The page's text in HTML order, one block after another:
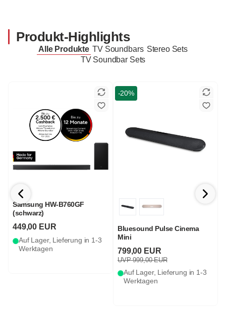
Produkt-Highlights
Alle Produkte TV Soundbars Stereo Sets
TV Soundbar Sets
Samsung HW-B760GF
(schwarz)
449,00 EUR
Auf Lager, Lieferung in 1-3
Werktagen
Bluesound Pulse Cinema
Mini
799,00 EUR
UVP 999,00 EUR
Auf Lager, Lieferung in 1-3
Werktagen
-20%